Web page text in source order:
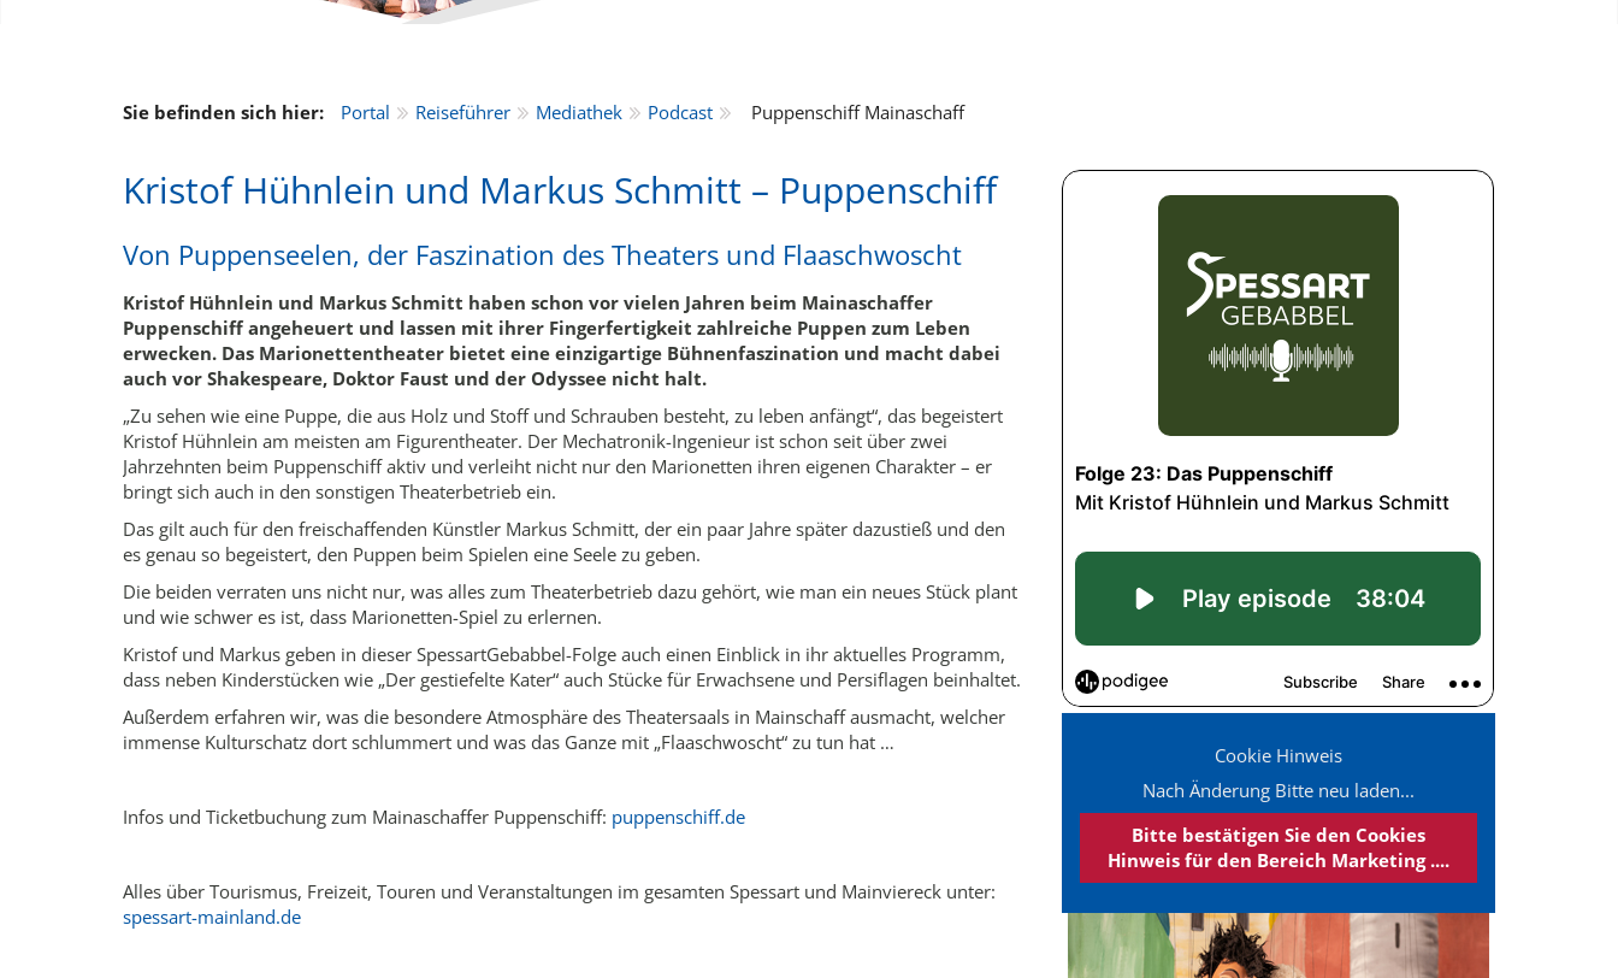
Sie befinden sich hier: Portal Reiseführer Mediathek Podcast Puppenschiff Mainaschaff
Kristof Hühnlein und Markus Schmitt – Puppenschiff
Von Puppenseelen, der Faszination des Theaters und Flaaschwoscht
Kristof Hühnlein und Markus Schmitt haben schon vor vielen Jahren beim Mainaschaffer
Puppenschiff angeheuert und lassen mit ihrer Fingerfertigkeit zahlreiche Puppen zum Leben
erwecken. Das Marionettentheater bietet eine einzigartige Bühnenfaszination und macht dabei
auch vor Shakespeare, Doktor Faust und der Odyssee nicht halt.
„Zu sehen wie eine Puppe, die aus Holz und Stoff und Schrauben besteht, zu leben anfängt“, das begeistert
Kristof Hühnlein am meisten am Figurentheater. Der Mechatronik-Ingenieur ist schon seit über zwei
Jahrzehnten beim Puppenschiff aktiv und verleiht nicht nur den Marionetten ihren eigenen Charakter – er
bringt sich auch in den sonstigen Theaterbetrieb ein.
Das gilt auch für den freischaffenden Künstler Markus Schmitt, der ein paar Jahre später dazustieß und den
es genau so begeistert, den Puppen beim Spielen eine Seele zu geben.
Die beiden verraten uns nicht nur, was alles zum Theaterbetrieb dazu gehört, wie man ein neues Stück plant
und wie schwer es ist, dass Marionetten-Spiel zu erlernen.
Kristof und Markus geben in dieser SpessartGebabbel-Folge auch einen Einblick in ihr aktuelles Programm,
dass neben Kinderstücken wie „Der gestiefelte Kater“ auch Stücke für Erwachsene und Persiflagen beinhaltet.
Außerdem erfahren wir, was die besondere Atmosphäre des Theatersaals in Mainschaff ausmacht, welcher
immense Kulturschatz dort schlummert und was das Ganze mit „Flaaschwoscht“ zu tun hat …
Infos und Ticketbuchung zum Mainaschaffer Puppenschiff: puppenschiff.de
Alles über Tourismus, Freizeit, Touren und Veranstaltungen im gesamten Spessart und Mainviereck unter:
spessart-mainland.de
Cookie Hinweis
Nach Änderung Bitte neu laden...
Bitte bestätigen Sie den Cookies
Hinweis für den Bereich Marketing ....